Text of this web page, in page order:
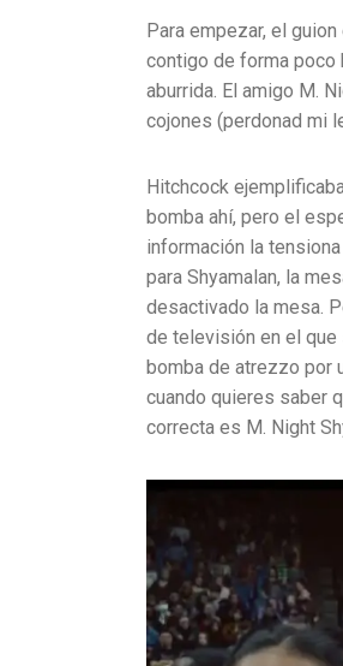
Para empezar, el
contigo de forma poco
aburrida. El amigo M.
cojones (perdonad mi
Hitchcock
bomba ahí, pero el
información la
para Shyamalan, la
desactivado la mesa.
de televisión en el que
bomba de atrezzo por
cuando quieres saber
correcta es M. Night